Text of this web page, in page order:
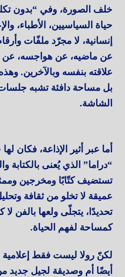
خلف الصورة، وفي “بدون
حياة السياسيين، الأطباء،
إنسانية، لا مجرّد ملفّات
عن ماضيه، عن هواجسه، عن
علاقته بنفسه وبالآخرين.
بل مساحة دافئة تشبه
الشاشة.
أما عبر أثير الإذاعة، فكان
“دراما” الذي يُعنى بالكتابة
تستضيف كتّابًا ومخرجين
عميقة لا تخلو من ثقافة
تحديدًا، يتجلّى ولعها بالفن لا
كمساحة لفهم الحياة.
لكنّ رولا ليست فقط إعلامية
أيضًا أم وصديقة لجيل جديد